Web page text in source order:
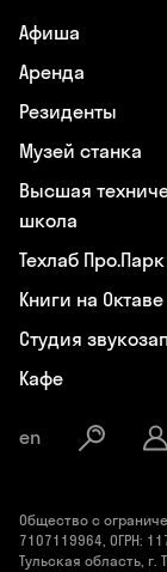
Афиша
Аренда
Резиденты
Музей станка
Высшая
школа
Техлаб Про.Парк
Книги на Октаве
Студия
Кафе
en
Общество с
7107119964, ОГРН:
Тульская область,